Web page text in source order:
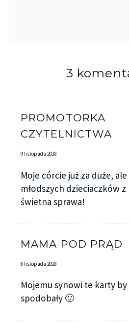
3
PROMOTORKA
CZYTELNICTWA
9 listopada 2018
Moje córcie już za duże,
młodszych dzieciaczków
świetna sprawa!
MAMA POD PRĄD
8 listopada 2018
Mojemu synowi te karty by
spodobały 🙂